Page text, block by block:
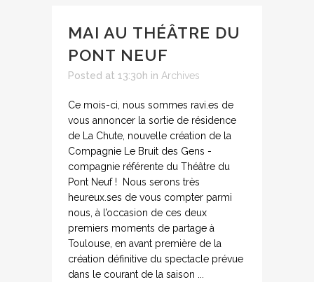
MAI AU THÉÂTRE DU
PONT NEUF
Posted at 13:30h in Archives
Ce mois-ci, nous sommes ravi.es de
vous annoncer la sortie de résidence
de La Chute, nouvelle création de la
Compagnie Le Bruit des Gens -
compagnie référente du Théâtre du
Pont Neuf ! Nous serons très
heureux.ses de vous compter parmi
nous, à l’occasion de ces deux
premiers moments de partage à
Toulouse, en avant première de la
création définitive du spectacle prévue
dans le courant de la saison ...